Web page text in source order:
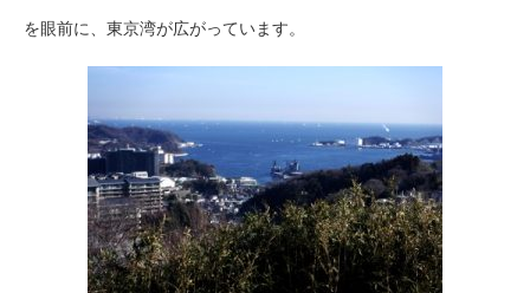
を眼前に、東京湾が広がっています。